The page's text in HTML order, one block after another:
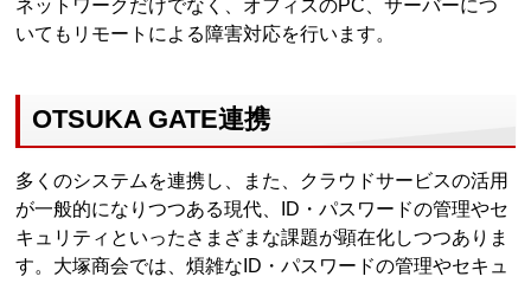
ネットワークだけでなく、オフィスのPC、サーバーにつ
いてもリモートによる障害対応を行います。
OTSUKA GATE連携
多くのシステムを連携し、また、クラウドサービスの活用
が一般的になりつつある現代、ID・パスワードの管理やセ
キュリティといったさまざまな課題が顕在化しつつありま
す。大塚商会では、煩雑なID・パスワードの管理やセキュ